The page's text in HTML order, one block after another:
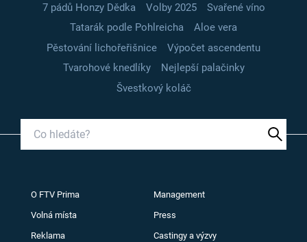
7 pádů Honzy Dědka
Volby 2025
Svařené víno
Tatarák podle Pohlreicha
Aloe vera
Pěstování lichořeřišnice
Výpočet ascendentu
Tvarohové knedlíky
Nejlepší palačinky
Švestkový koláč
O FTV Prima Management
Volná místa Press
Reklama Castingy a výzvy